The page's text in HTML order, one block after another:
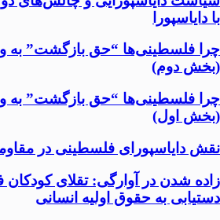
با دایاسپورا
چرا فلسطینی‌ها “حق بازگشت” به
(بخش دوم)
چرا فلسطینی‌ها “حق بازگشت” به
(بخش اول)
نقش دایاسپورای فلسطینی در
زاده شدن در آوارگی: تقلای
دستیابی به حقوق اولیه انسانی